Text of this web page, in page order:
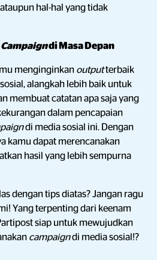
hal-hal yang tidak
Campaigndi Masa Depan
menginginkan outputterbaik
alangkah lebih baik untuk
membuat catatan apa saja yang
dalam pencapaian
di media sosial ini. Dengan
kamu dapat merencanakan
hasil yang lebih sempurna
dengan tips diatas? Jangan ragu
Yang terpenting dari keenam
siap untuk mewujudkan
campaigndi media sosial!?